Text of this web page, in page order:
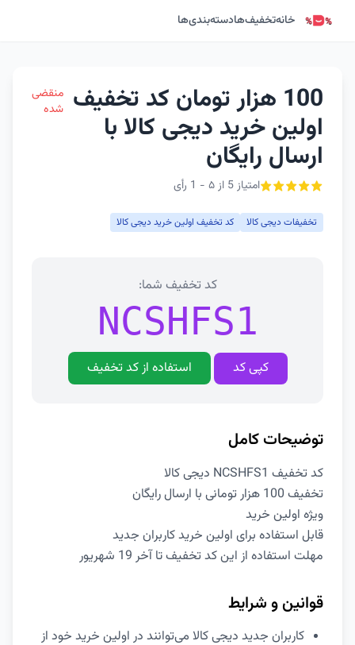
خانهتخفیف‌هادسته‌بندی‌ها
100 هزار تومان کد تخفیف
اولین خرید دیجی کالا با
ارسال رایگان
امتیاز 5 از ۵ - 1 رأی
منقضی
شده
تخفیفات دیجی کالا کد تخفیف اولین خرید دیجی کالا
کد تخفیف شما:
NCSHFS1
کپی کد استفاده از کد تخفیف
توضیحات کامل
کد تخفیف NCSHFS1 دیجی کالا
تخفیف 100 هزار تومانی با ارسال رایگان
ویژه اولین خرید
قابل استفاده برای اولین خرید کاربران جدید
مهلت استفاده از این کد تخفیف تا آخر 19 شهریور
قوانین و شرایط
کاربران جدید دیجی کالا می‌توانند در اولین خرید خود از